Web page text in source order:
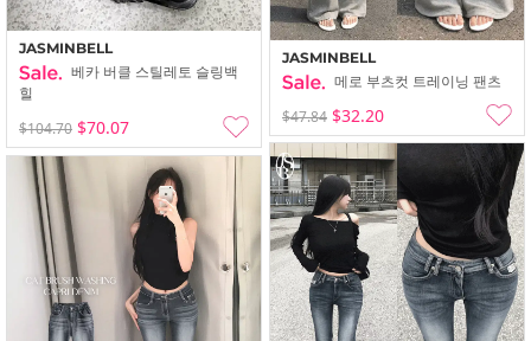
JASMINBELL
베카 버클 스틸레토 슬링백
힐
$104.70 $70.07
JASMINBELL
메로 부츠컷 트레이닝 팬츠
$47.84 $32.20